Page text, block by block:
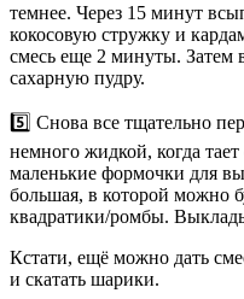
темнее. Через 15 минут
кокосовую стружку и
смесь еще 2 минуты. Затем
сахарную пудру.
5️⃣ Снова все тщательно
немного жидкой, когда
маленькие формочки для
большая, в которой можно
квадратики/ромбы.
Кстати, ещё можно дать
и скатать шарики.